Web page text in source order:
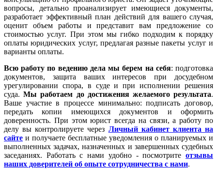
вопросы, детально проанализирует имеющиеся документы,
разработает эффективный план действий для вашего случая,
оценит объем работы и представит вам предложение со
стоимостью услуг. При этом мы гибко подходим к порядку
оплаты юридических услуг, предлагая разные пакеты услуг и
варианты оплаты.
Всю работу по ведению дела мы берем на себя: подготовка
документов, защита ваших интересов при досудебном
урегулировании спора, в суде и при исполнении решения
суда.Мы работаем до достижения желаемого результата.
Ваше участие в процессе минимально: подписать договор,
передать копии имеющихся документов и оформить
доверенность. При этом юрист всегда на связи, а работу по
делу вы контролируете через Личный кабинет клиента на
сайте и получаете бесплатные уведомления о планируемых и
выполненных задачах, назначенных и завершенных судебных
заседаниях. Работать с нами удобно - посмотрите отзывы
наших доверителей об опыте сотрудничества с нами.